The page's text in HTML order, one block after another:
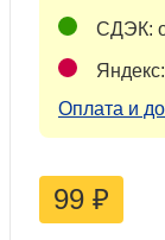
СДЭК:
Оплата и
99 ₽